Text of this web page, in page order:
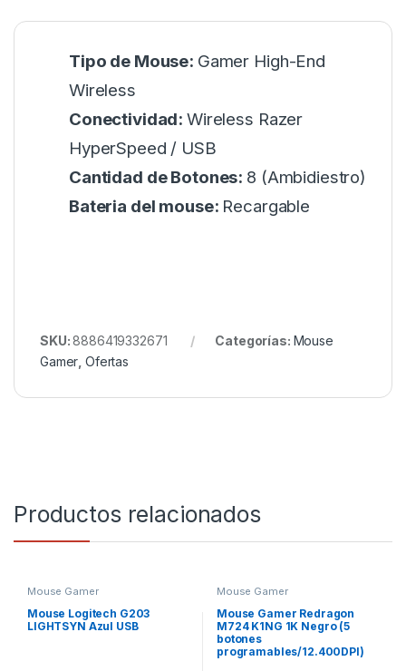
Tipo de Mouse: Gamer High-End
Wireless
Conectividad:Wireless Razer
HyperSpeed / USB
Cantidad de Botones: 8 (Ambidiestro)
Bateria del mouse: Recargable
SKU:8886419332671 Categorías: Mouse
Gamer ,Ofertas
Productos relacionados
Mouse Gamer
Mouse Logitech G203
LIGHTSYN Azul USB
Mouse Gamer
Mouse Gamer Redragon
M724 K1NG 1K Negro (5
botones
programables/12.400DPI)